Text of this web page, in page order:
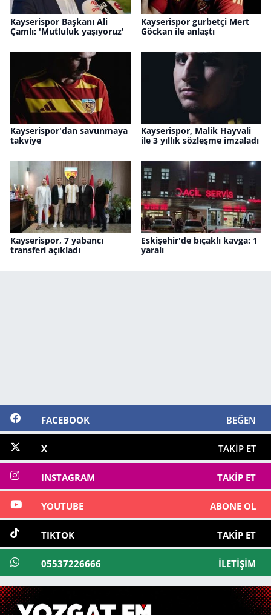
Kayserispor Başkanı Ali
Çamlı: 'Mutluluk yaşıyoruz'
Kayserispor gurbetçi Mert
Göckan ile anlaştı
Kayserispor'dan savunmaya
takviye
Kayserispor, Malik Hayvali
ile 3 yıllık sözleşme imzaladı
Kayserispor, 7 yabancı
transferi açıkladı
Eskişehir'de bıçaklı kavga: 1
yaralı
FACEBOOK BEĞEN
X TAKIP ET
INSTAGRAM TAKIP ET
YOUTUBE ABONE OL
TIKTOK TAKIP ET
05537226666 İLETIŞIM